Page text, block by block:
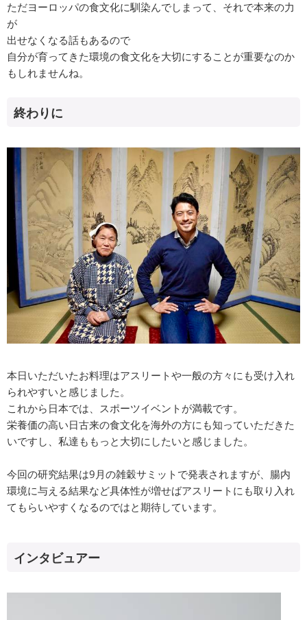
ただヨーロッパの食文化に馴染んでしまって、それで本来の力
が
出せなくなる話もあるので
自分が育ってきた環境の食文化を大切にすることが重要なのか
もしれませんね。
終わりに
本日いただいたお料理はアスリートや一般の方々にも受け入れ
られやすいと感じました。
これから日本では、スポーツイベントが満載です。
栄養価の高い日古来の食文化を海外の方にも知っていただきた
いですし、私達ももっと大切にしたいと感じました。
今回の研究結果は9月の雑穀サミットで発表されますが、腸内
環境に与える結果など具体性が増せばアスリートにも取り入れ
てもらいやすくなるのではと期待しています。
インタビュアー